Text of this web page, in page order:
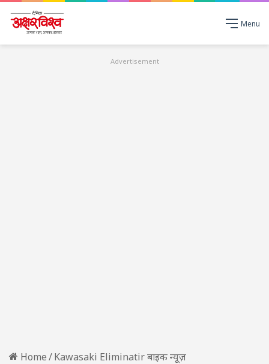
Menu
Advertisement
Home/Kawasaki Eliminatir बाइक न्यूज़